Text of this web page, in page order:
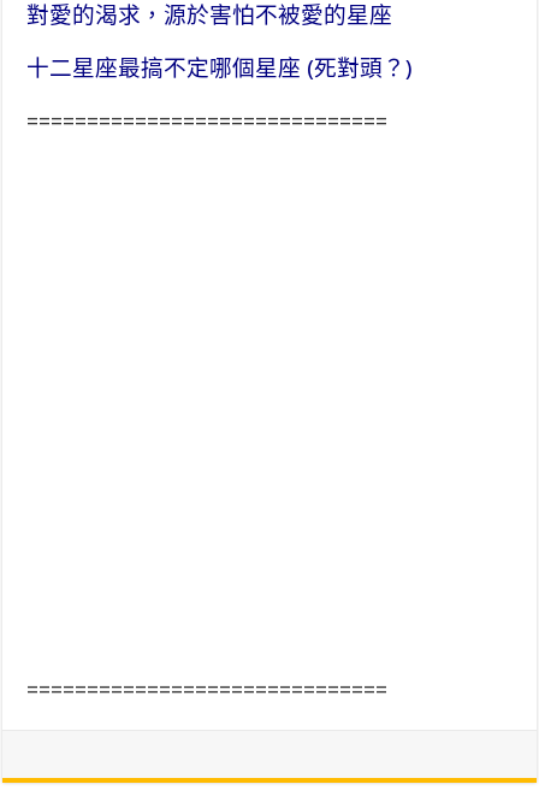
對愛的渴求，源於害怕不被愛的星座
十二星座最搞不定哪個星座 (死對頭？)
==============================
==============================